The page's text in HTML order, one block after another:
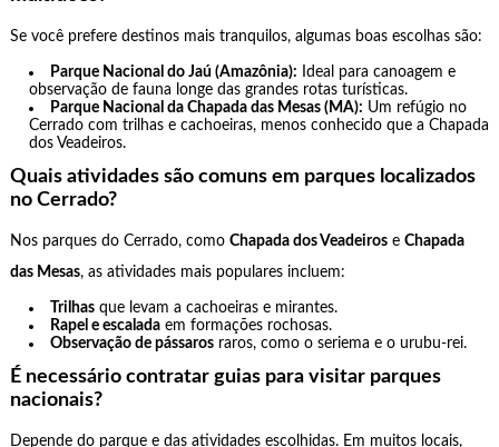
Se você prefere destinos mais tranquilos, algumas boas escolhas são:
Parque Nacional do Jaú (Amazônia): Ideal para canoagem e
observação de fauna longe das grandes rotas turísticas.
Parque Nacional da Chapada das Mesas (MA): Um refúgio no
Cerrado com trilhas e cachoeiras, menos conhecido que a Chapada
dos Veadeiros.
Quais atividades são comuns em parques localizados
no Cerrado?
Nos parques do Cerrado, como Chapada dos Veadeirose Chapada
das Mesas, as atividades mais populares incluem:
Trilhas que levam a cachoeiras e mirantes.
Rapel e escalada em formações rochosas.
Observação de pássaros raros, como o seriema e o urubu-rei.
É necessário contratar guias para visitar parques
nacionais?
Depende do parque e das atividades escolhidas. Em muitos locais,